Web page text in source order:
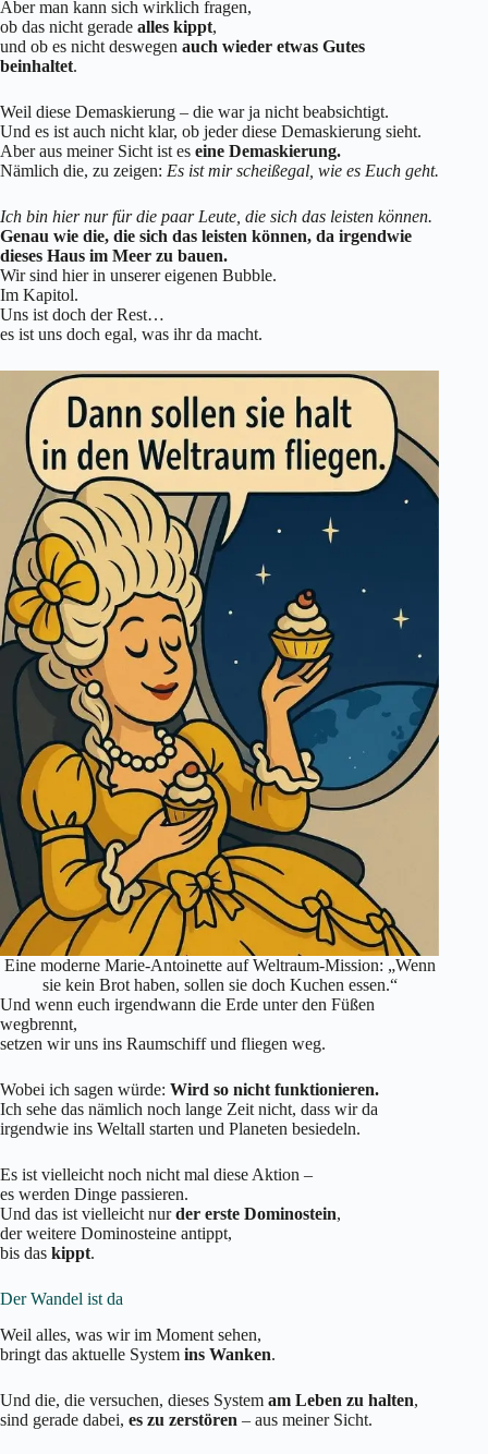
Aber man kann sich wirklich fragen,
ob das nicht gerade alles kippt,
und ob es nicht deswegen auch wieder etwas Gutes
beinhaltet.
Weil diese Demaskierung – die war ja nicht beabsichtigt.
Und es ist auch nicht klar, ob jeder diese Demaskierung sieht.
Aber aus meiner Sicht ist es eine Demaskierung.
Nämlich die, zu zeigen: Es ist mir scheißegal, wie es Euch geht.
Ich bin hier nur für die paar Leute, die sich das leisten können.
Genau wie die, die sich das leisten können, da irgendwie
dieses Haus im Meer zu bauen.
Wir sind hier in unserer eigenen Bubble.
Im Kapitol.
Uns ist doch der Rest…
es ist uns doch egal, was ihr da macht.
Eine moderne Marie-Antoinette auf Weltraum-Mission: „Wenn
sie kein Brot haben, sollen sie doch Kuchen essen.“
Und wenn euch irgendwann die Erde unter den Füßen
wegbrennt,
setzen wir uns ins Raumschiff und fliegen weg.
Wobei ich sagen würde: Wird so nicht funktionieren.
Ich sehe das nämlich noch lange Zeit nicht, dass wir da
irgendwie ins Weltall starten und Planeten besiedeln.
Es ist vielleicht noch nicht mal diese Aktion –
es werden Dinge passieren.
Und das ist vielleicht nurder erste Dominostein,
der weitere Dominosteine antippt,
bis das kippt.
Der Wandel ist da
Weil alles, was wir im Moment sehen,
bringt das aktuelle System ins Wanken.
Und die, die versuchen, dieses System am Leben zu halten,
sind gerade dabei, es zu zerstören – aus meiner Sicht.